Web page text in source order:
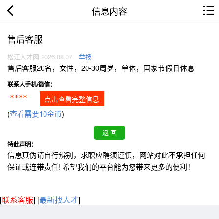
信息内容
售后客服
松江人才网 2026.08.07 举报
售后客服20名，女性，20-30周岁，单休，国家节假日休息
联系人手机/微信：
**** 点击查看完整信息
(查看需要10金币)
特此声明：
信息真伪请自行辨别，求职应聘须谨慎，网站对此不承担任何
保证或连带责任! 希望我们的平台能为您带来更多的便利！
[联系客服] [最新找人才]